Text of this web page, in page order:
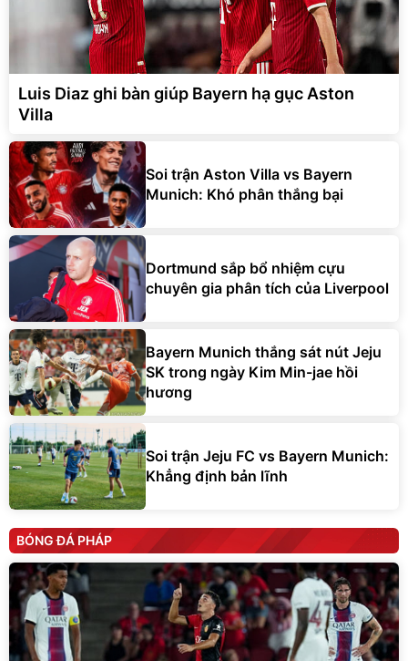
Luis Diaz ghi bàn giúp Bayern hạ gục Aston
Villa
Soi trận Aston Villa vs Bayern
Munich: Khó phân thắng bại
Dortmund sắp bổ nhiệm cựu
chuyên gia phân tích của Liverpool
Bayern Munich thắng sát nút Jeju
SK trong ngày Kim Min-jae hồi
hương
Soi trận Jeju FC vs Bayern Munich:
Khẳng định bản lĩnh
BÓNG ĐÁ PHÁP